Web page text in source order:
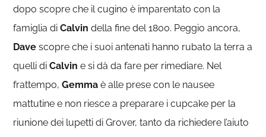
dopo scopre che il cugino è imparentato con la
famiglia diCalvin della fine del 1800. Peggio ancora,
Dave scopre che i suoi antenati hanno rubato la terra a
quelli diCalvin e si dà da fare per rimediare. Nel
frattempo,Gemma è alle prese con le nausee
mattutine e non riesce a preparare i cupcake per la
riunione dei lupetti di Grover, tanto da richiedere l’aiuto